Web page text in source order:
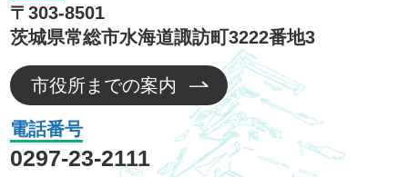
〒303-8501
茨城県常総市水海道諏訪町3222番地3
市役所までの案内
電話番号
0297-23-2111